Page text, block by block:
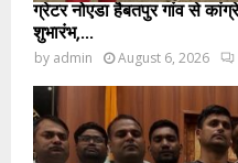
ग्रेटर नोएडा हैबतपुर गांव से
शुभारंभ,...
by admin August 6, 2026